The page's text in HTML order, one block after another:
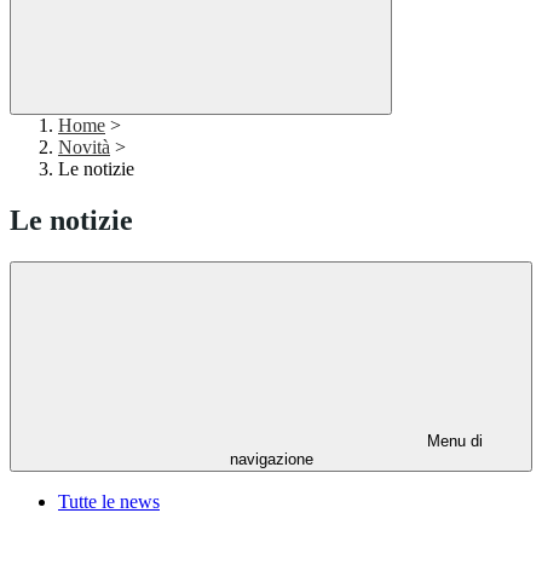
Home >
Novità >
Le notizie
Le notizie
Menu di
navigazione
Tutte le news